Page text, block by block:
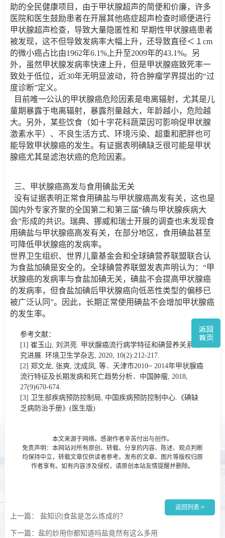
助的全民健康项目，由于甲状腺超声的简便和价廉，许多
医院和医生鼓励患者在开展其他癌症超声检查时顺便进行
甲状腺超声检查，导致大量隐匿性和 早期性甲状腺癌患者
被发现，这不但导致发病率大幅上升，还导致直径＜１cm
的微小癌占比由1962年6.1%上升至2009年的43.1%。另
外，虽然甲状腺发病率快速上升，但是甲状腺癌致死率一
致处于低位，近30年无明显波动，符合肿瘤学界提出的“过
度诊断”定义。
目前唯一公认的甲状腺癌危险因素是电离辐射，尤其是儿
童期暴露于电离辐射，暴露剂量越大，年龄越小，危险越
大。另外，某些饮食（如十字花科蔬菜因可影响促甲状腺
激素水平）、不良生活方式、环境污染、超重和肥胖也可
能导致甲状腺癌的发生。有证据表明碘缺乏很可能是甲状
腺癌尤其是滤泡状癌的危险因素。
三、甲状腺癌高发与食用碘盐无关
没有证据表明正常食用碘盐与甲状腺癌高发有关，这也是
国内外专家齐聚的全国第二和第三届“碘与甲状腺疾病大
会”形成的共识。瑞典、挪威和瑞士开展的调查也未发现食
用碘盐与甲状腺癌高发有关，在部分地区，食用碘盐甚至
可降低甲状腺癌的发病率。
世界卫生组织、世界儿童基金会和全球碘营养联盟联合认
为食盐加碘是安全的。全球碘营养联盟发表声明认为：“甲
状腺癌的发病率与食盐加碘无关，碘盐不会提高甲状腺癌
的发病率，但食盐加碘后甲状腺癌向低恶性类型的偏移已
被广泛认同”。因此，长期正常使用碘盐不会增加甲状腺癌
的发生率。
参考文献：
[1] 崔玉山, 刘洪亮. 甲状腺癌流行病学特征和碘营养关系研
究进展. 环境卫生学杂志, 2020, 10(2):212-217.
[2] 郑文龙, 张爽, 沈成凤, 等．天津市2010~ 2014年甲状腺癌
流行特征及长期发病和死亡趋势分析．中国肿瘤, 2018,
27(9)670-674.
[3] 卫生部疾病预防控制局, 中国疾病预防控制中心.《碘缺
乏病防治手册》(医生版)
本文来源于网络。感谢作者辛苦付出与创作。
免责声明：本网站对所有原创、转载、分享的内容、陈述、观点判断
均保持中立，转载文章仅供读者参考。发布的文章、图片等版权归原
作者享有。如有内容涉及侵权，请原创本站友情提醒并删除。
返回列表 >
上一篇： 盐知识|食盐是怎么炼成的？
下一篇：盐的妙用你都知道吗盐竟然有这么多用